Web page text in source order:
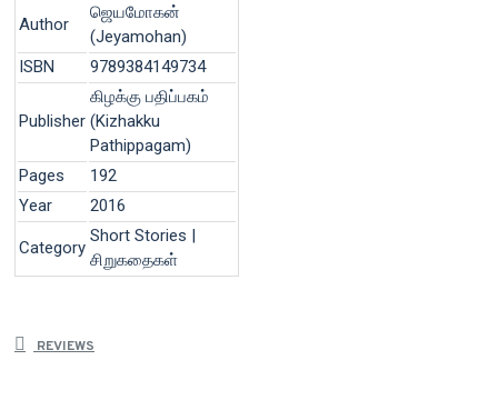
Author
ஜெயமோகன்
(Jeyamohan)
ISBN
9789384149734
Publisher
கிழக்கு பதிப்பகம்
(Kizhakku
Pathippagam)
Pages
192
Year
2016
Category
Short Stories |
சிறுகதைகள்
REVIEWS